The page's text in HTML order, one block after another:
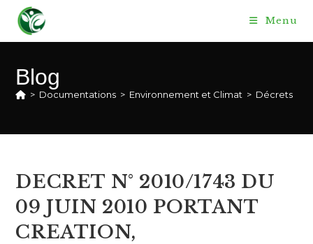
content
Menu
Blog
> Documentations > Environnement et Climat > Décrets
DECRET N° 2010/1743 DU
09 JUIN 2010 PORTANT
CREATION,